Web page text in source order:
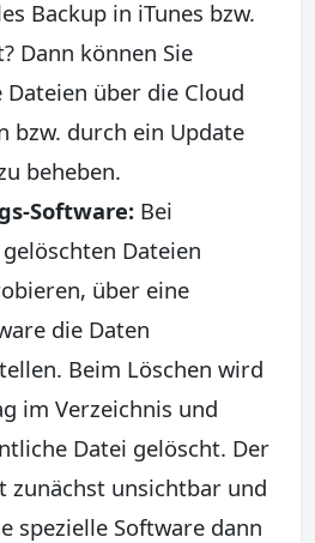
Backup in iTunes bzw.
Dann können Sie
Dateien über die Cloud
bzw. durch ein Update
beheben.
Software: Bei
Dateien
über eine
die Daten
Beim Löschen wird
im Verzeichnis und
Datei gelöscht. Der
zunächst unsichtbar und
spezielle Software dann